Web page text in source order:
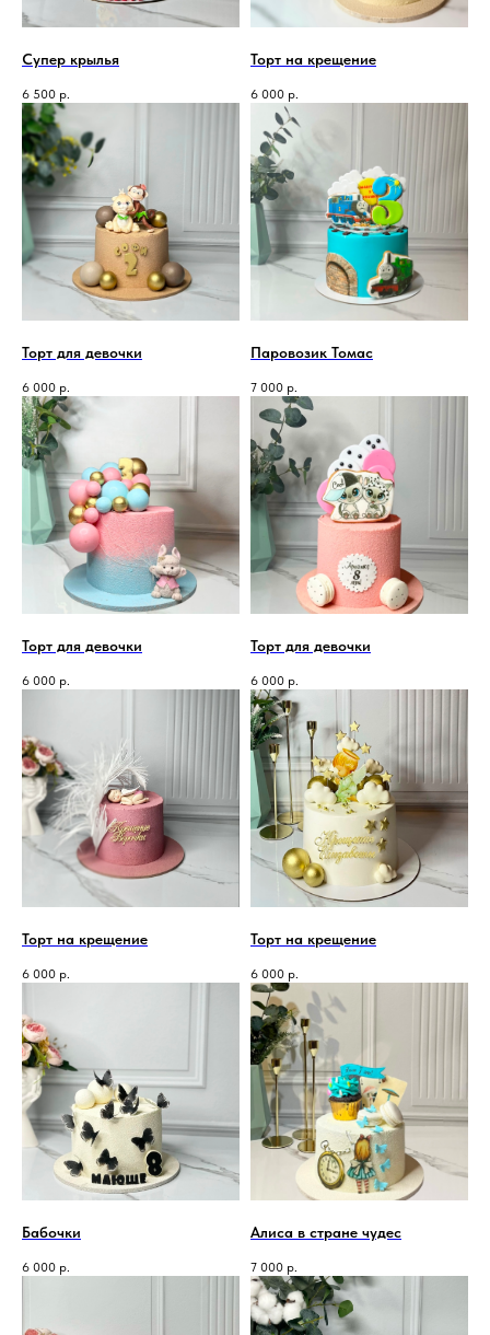
Супер крылья
6 500 р.
Торт на крещение
6 000 р.
Торт для девочки
6 000 р.
Паровозик Томас
7 000 р.
Торт для девочки
6 000 р.
Торт для девочки
6 000 р.
Торт на крещение
6 000 р.
Торт на крещение
6 000 р.
Бабочки
6 000 р.
Алиса в стране чудес
7 000 р.